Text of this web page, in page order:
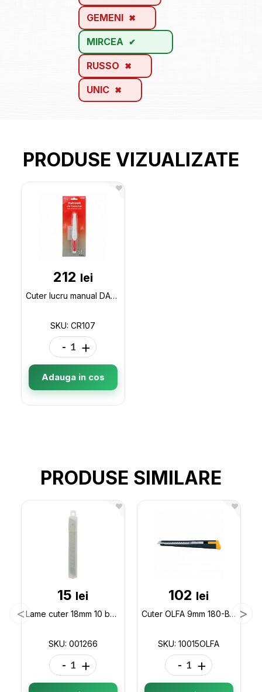
GEMENI
MIRCEA
RUSSO
UNIC
PRODUSE VIZUALIZATE
212 lei
Cuter lucru manual DACO CR107 CR107
SKU: CR107
- +
Adauga in cos
PRODUSE SIMILARE
15 lei
Lame cuter 18mm 10 buc 001266
SKU: 001266
- +
102 lei
Cuter OLFA 9mm 180-BT (corp metal/lama otel ) 10015OLFA
SKU: 10015OLFA
- +